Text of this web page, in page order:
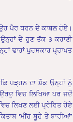
ਉਹ ਪੈਰ ਧਰਨ ਦੇ ਕਾਬਲ ਹੋਏ।
ਦੇ ਹੁਣ ਤੱਕ 3 ਕਹਾਣੀ
ਢਾਹਾਂ ਪੁਰਸਕਾਰ ਪ੍ਰਾਪਤ
ਪੜ੍ਹਨ ਦਾ ਸ਼ੌਕ ਉਨ੍ਹਾਂ ਨੂੰ
ਉਰਦੂ ਵਿਚ ਲਿਖਿਆ ਪਰ ਜਦੋਂ
ਲਿਖਣ ਲਈ ਪ੍ਰੇਰਿਤ ਹੋਏ
‘ਮੀਂਹ ਬੂਹੇ ਤੇ ਬਾਰੀਆਂ’